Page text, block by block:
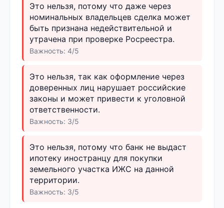
Это нельзя, потому что даже через
номинальных владельцев сделка может
быть признана недействительной и
утрачена при проверке Росреестра.
Важность: 4/5
Это нельзя, так как оформление через
доверенных лиц нарушает российские
законы и может привести к уголовной
ответственности.
Важность: 3/5
Это нельзя, потому что банк не выдаст
ипотеку иностранцу для покупки
земельного участка ИЖС на данной
территории.
Важность: 3/5